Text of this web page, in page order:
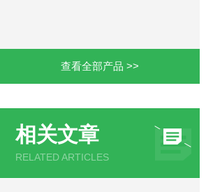
查看全部产品 >>
相关文章
RELATED ARTICLES